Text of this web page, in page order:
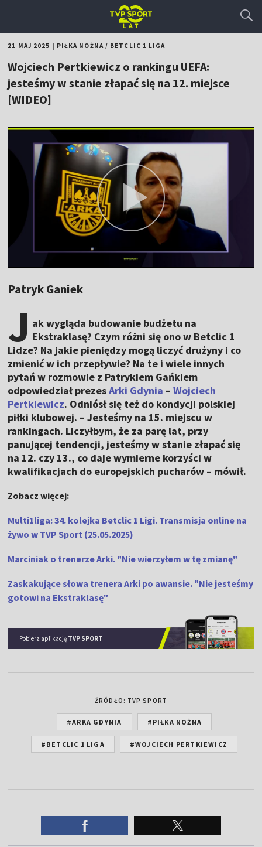
21 MAJ 2025 PIŁKA NOŻNA/ BETCLIC 1 LIGA
Wojciech Pertkiewicz o rankingu UEFA:
jesteśmy w stanie złapać się na 12. miejsce
[WIDEO]
Patryk Ganiek
J ak wygląda budowanie budżetu na
Ekstraklasę? Czym różni się ono w Betclic 1
Lidze? Na jakie pieniędzy mogą liczyć drużyny i co
zmienić w ich przepływie? Na te i wiele innych
pytań w rozmowie z Patrykiem Gańkiem
odpowiedział prezesArki Gdynia –Wojciech
Pertkiewicz. Odniósł się też do kondycji polskiej
piłki klubowej. – Jesteśmy na 15. miejscu w
rankingach. Liczyłbym, że za parę lat, przy
panującej tendencji, jesteśmy w stanie złapać się
na 12. czy 13., co daje wymierne korzyści w
kwalifikacjach do europejskich pucharów – mówił.
Zobacz więcej:
Multi1liga: 34. kolejka Betclic 1 Ligi. Transmisja online na
żywo w TVP Sport (25.05.2025)
Marciniak o trenerze Arki. "Nie wierzyłem w tę zmianę"
Zaskakujące słowa trenera Arki po awansie. "Nie jesteśmy
gotowi na Ekstraklasę"
Pobierz aplikację TVP SPORT
ŹRÓDŁO: TVP SPORT
#ARKA GDYNIA #PIŁKA NOŻNA
#BETCLIC 1 LIGA #WOJCIECH PERTKIEWICZ